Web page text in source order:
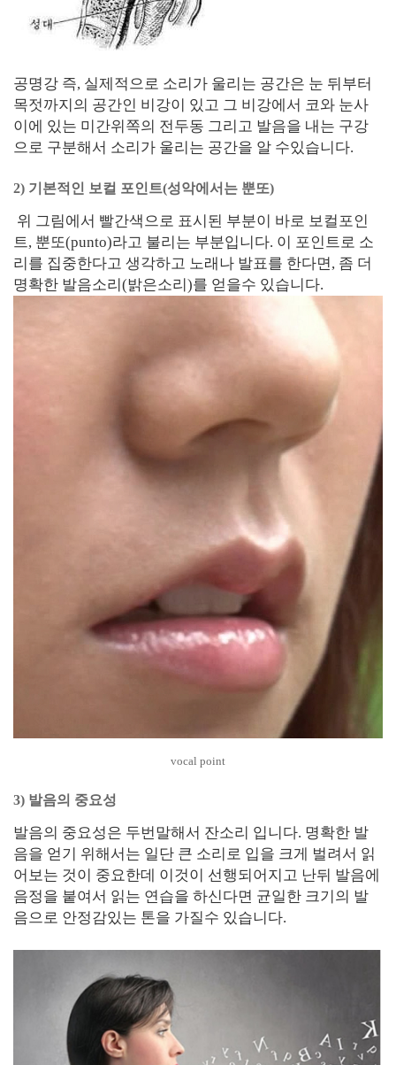
공명강 즉, 실제적으로 소리가 울리는 공간은 눈 뒤부터
목젓까지의 공간인 비강이 있고 그 비강에서 코와 눈사
이에 있는 미간위쪽의 전두동 그리고 발음을 내는 구강
으로 구분해서 소리가 울리는 공간을 알 수있습니다.
2) 기본적인 보컬 포인트(성악에서는 뿐또)
위 그림에서 빨간색으로 표시된 부분이 바로 보컬포인
트, 뿐또(punto)라고 불리는 부분입니다. 이 포인트로 소
리를 집중한다고 생각하고 노래나 발표를 한다면, 좀 더
명확한 발음소리(밝은소리)를 얻을수 있습니다.
vocal point
3) 발음의 중요성
발음의 중요성은 두번말해서 잔소리 입니다. 명확한 발
음을 얻기 위해서는 일단 큰 소리로 입을 크게 벌려서 읽
어보는 것이 중요한데 이것이 선행되어지고 난뒤 발음에
음정을 붙여서 읽는 연습을 하신다면 균일한 크기의 발
음으로 안정감있는 톤을 가질수 있습니다.